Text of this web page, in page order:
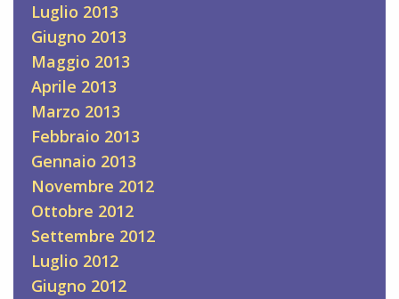
Luglio 2013
Giugno 2013
Maggio 2013
Aprile 2013
Marzo 2013
Febbraio 2013
Gennaio 2013
Novembre 2012
Ottobre 2012
Settembre 2012
Luglio 2012
Giugno 2012